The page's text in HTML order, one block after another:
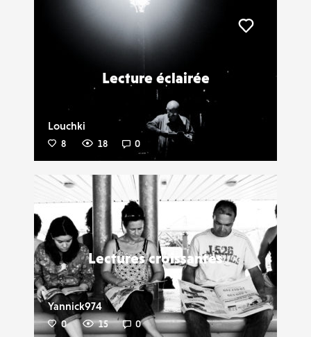
Lecture éclairée
Louchki
8 18 0
Lectures croissantes
Yannick974
0 15 0
Liker